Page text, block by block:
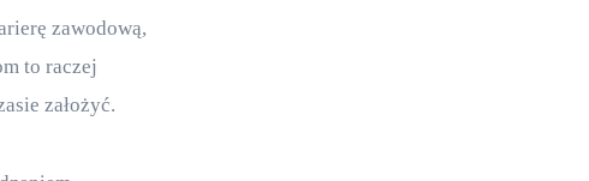
zawodową,
to raczej
założyć.